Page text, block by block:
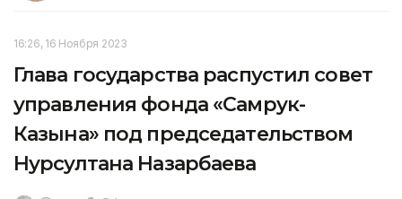
16:26, 16 Ноября 2023
Глава государства распустил совет
управления фонда «Самрук-
Казына» под председательством
Нурсултана Назарбаева